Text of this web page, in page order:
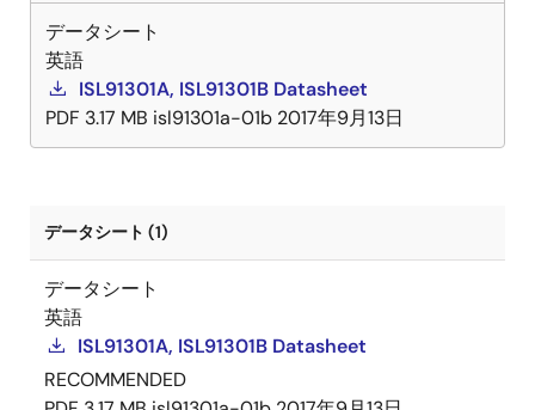
データシート
英語
ISL91301A, ISL91301B Datasheet
PDF 3.17 MB isl91301a-01b 2017年9月13日
データシート (1)
データシート
英語
ISL91301A, ISL91301B Datasheet
RECOMMENDED